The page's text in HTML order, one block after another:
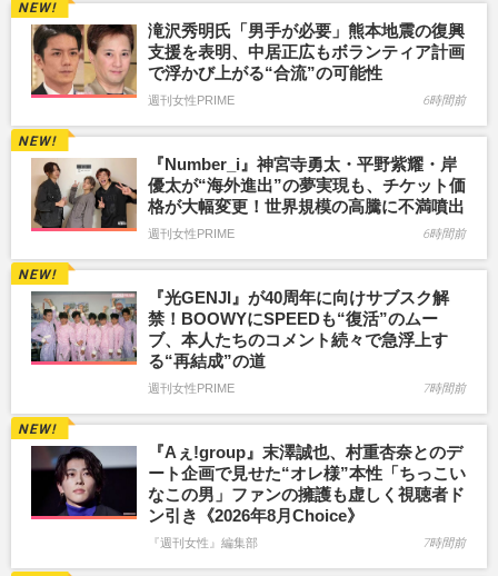
滝沢秀明氏「男手が必要」熊本地震の復興
支援を表明、中居正広もボランティア計画
で浮かび上がる“合流”の可能性
週刊女性PRIME 6時間前
『Number_i』神宮寺勇太・平野紫耀・岸
優太が“海外進出”の夢実現も、チケット価
格が大幅変更！世界規模の高騰に不満噴出
週刊女性PRIME 6時間前
『光GENJI』が40周年に向けサブスク解
禁！BOOWYにSPEEDも“復活”のムー
ブ、本人たちのコメント続々で急浮上す
る“再結成”の道
週刊女性PRIME 7時間前
『Aぇ!group』末澤誠也、村重杏奈とのデ
ート企画で見せた“オレ様”本性「ちっこい
なこの男」ファンの擁護も虚しく視聴者ド
ン引き《2026年8月Choice》
『週刊女性』編集部 7時間前